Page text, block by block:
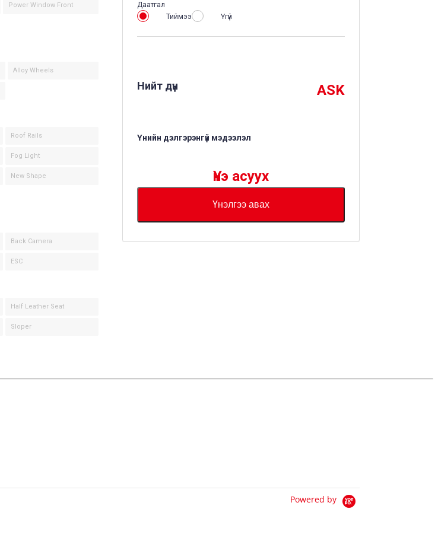
Даатгал
Тиймээ
Үгүй
Нийт дүн ASK
Үнийн дэлгэрэнгүй мэдээлэл
Үнэ асуух
Үнэлгээ авах
Power Window Front
Alloy Wheels
Roof Rails
Fog Light
New Shape
Back Camera
ESC
Half Leather Seat
Sloper
Powered by